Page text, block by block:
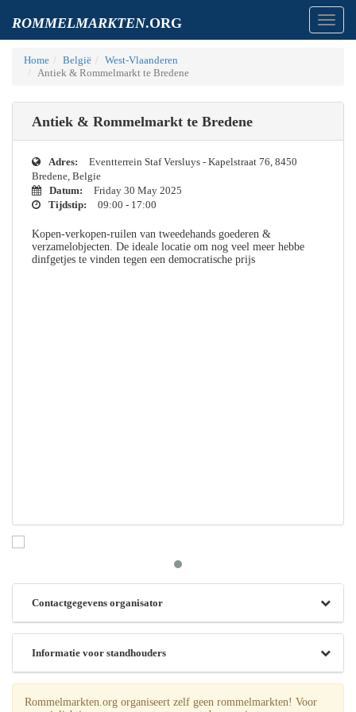
ROMMELMARKTEN.ORG
Home België
West-Vlaanderen
Antiek & Rommelmarkt te Bredene
Antiek & Rommelmarkt te Bredene
Adres:
Eventterrein Staf Versluys - Kapelstraat 76, 8450
Bredene, Belgie
Datum:
Friday 30 May 2025
Tijdstip:
09:00 - 17:00
Kopen-verkopen-ruilen van tweedehands goederen &
verzamelobjecten. De ideale locatie om nog veel meer hebbe
dinfgetjes te vinden tegen een democratische prijs
Contactgegevens organisator
Informatie voor standhouders
Rommelmarkten.org organiseert zelf geen rommelmarkten! Voor